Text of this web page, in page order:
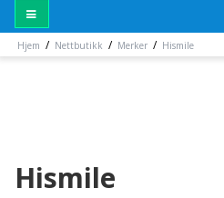
Hjem / Nettbutikk / Merker / Hismile
Hismile